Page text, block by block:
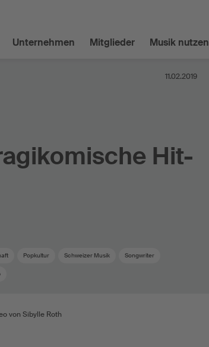
Unternehmen Mitglieder Musik nutzen
11.02.2019
Hit-
Popkultur Schweizer Musik Songwriter
von Sibylle Roth